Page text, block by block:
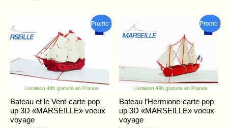
Promo !
Bateau et le Vent-carte pop
up 3D «MARSEILLE» voeux
voyage
was:
7,00 €.
price
is:
5,90 €.
Promo !
Bateau l’Hermione-carte pop
up 3D «MARSEILLE» voeux
voyage
price
was:
5,90 €.